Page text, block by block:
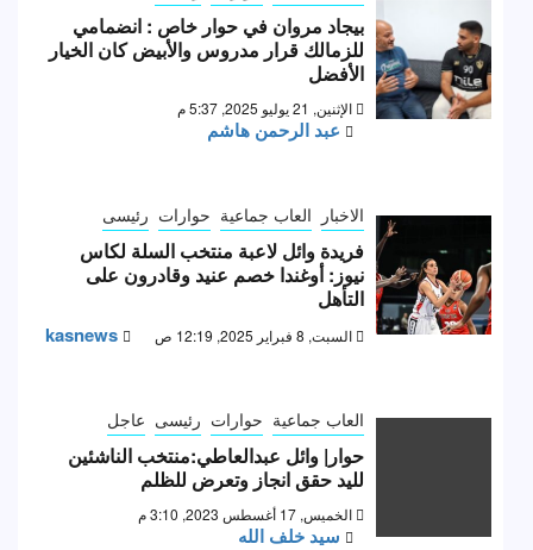
بيجاد مروان في حوار خاص : انضمامي
للزمالك قرار مدروس والأبيض كان الخيار
الأفضل
الإثنين, 21 يوليو 2025, 5:37 م
عبد الرحمن هاشم
الاخبار العاب جماعية حوارات رئيسى
فريدة وائل لاعبة منتخب السلة لكاس
نيوز: أوغندا خصم عنيد وقادرون على
التأهل
السبت, 8 فبراير 2025, 12:19 ص kasnews
العاب جماعية حوارات رئيسى عاجل
حوار| وائل عبدالعاطي:منتخب الناشئين
لليد حقق انجاز وتعرض للظلم
الخميس, 17 أغسطس 2023, 3:10 م
سيد خلف الله